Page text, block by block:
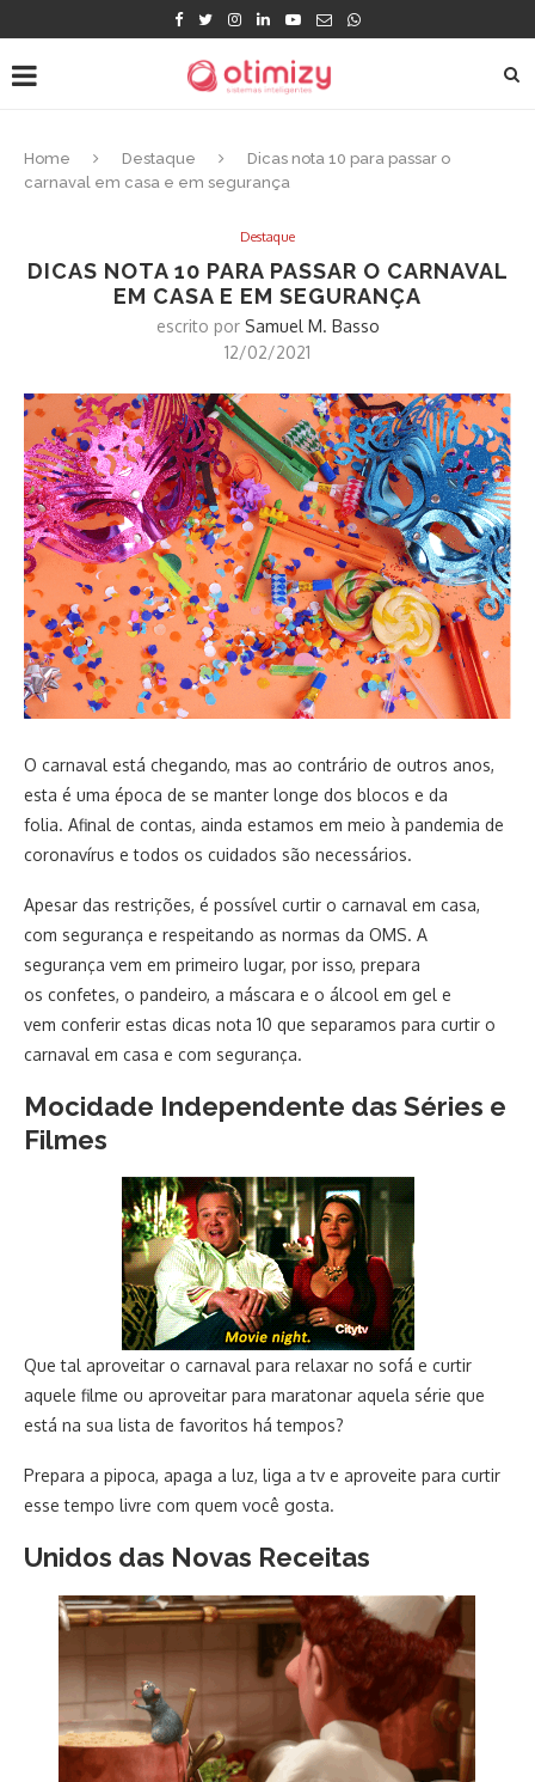
Home Destaque
Dicas nota 10 para passar o
carnaval em casa e em segurança
Destaque
DICAS NOTA 10 PARA PASSAR O CARNAVAL
EM CASA E EM SEGURANÇA
escrito por Samuel M. Basso
12/02/2021
O carnaval está chegando, mas ao contrário de outros anos,
esta é uma época de se manter longe dos blocos e da
folia. Afinal de contas, ainda estamos em meio à pandemia de
coronavírus e todos os cuidados são necessários.
Apesar das restrições, é possível curtir o carnaval em casa,
com segurança e respeitando as normas da OMS. A
segurança vem em primeiro lugar, por isso, prepara
os confetes, o pandeiro, a máscara e o álcool em gel e
vem conferir estas dicas nota 10 que separamos para curtir o
carnaval em casa e com segurança.
Mocidade Independente das Séries e
Filmes
Que tal aproveitar o carnaval para relaxar no sofá e curtir
aquele filme ou aproveitar para maratonar aquela série que
está na sua lista de favoritos há tempos?
Prepara a pipoca, apaga a luz, liga a tv e aproveite para curtir
esse tempo livre com quem você gosta.
Unidos das Novas Receitas